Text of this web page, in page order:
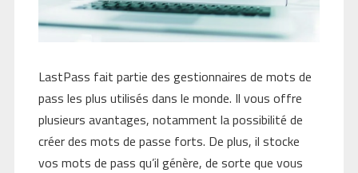
LastPass fait partie des gestionnaires de mots de
pass les plus utilisés dans le monde. Il vous offre
plusieurs avantages, notamment la possibilité de
créer des mots de passe forts. De plus, il stocke
vos mots de pass qu’il génère, de sorte que vous